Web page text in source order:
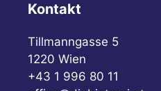
Kontakt
Tillmanngasse 5
1220 Wien
+43 1 996 80 11